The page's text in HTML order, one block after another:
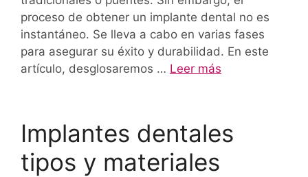
proceso de obtener un implante dental no es
instantáneo. Se lleva a cabo en varias fases
para asegurar su éxito y durabilidad. En este
artículo, desglosaremos … Leer más
Implantes dentales
tipos y materiales